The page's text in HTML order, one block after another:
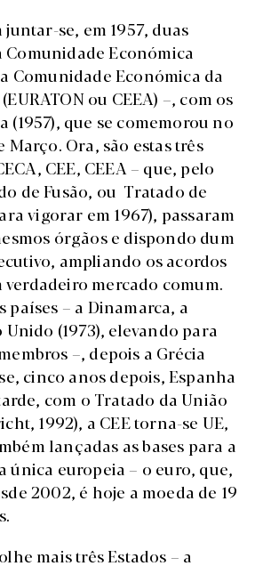
juntar-se, em 1957, duas
Comunidade Económica
Comunidade Económica da
ou CEEA) –, com os
(1957), que se comemorou no
Março. Ora, são estas três
CEE, CEEA – que, pelo
de Fusão, ou Tratado de
vigorar em 1967), passaram
órgãos e dispondo dum
ampliando os acordos
mercado comum.
países – a Dinamarca, a
(1973), elevando para
–, depois a Grécia
cinco anos depois, Espanha
com o Tratado da União
1992), a CEE torna-se UE,
lançadas as bases para a
única europeia – o euro, que,
2002, é hoje a moeda de 19
mais três Estados – a